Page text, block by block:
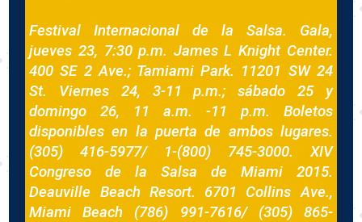
Festival Internacional de la Salsa. Gala,
jueves 23, 7:30 p.m. James L Knight Center.
400 SE 2 Ave.; Tamiami Park. 11201 SW 24
St. Viernes 24, 3-11 p.m.; sábado 25 y
domingo 26, 11 a.m. -11 p.m. Boletos
disponibles en la puerta de ambos lugares.
(305) 416-5977/ 1-(800) 745-3000. XIV
Congreso de la Salsa de Miami 2015.
Deauville Beach Resort. 6701 Collins Ave.,
Miami Beach (786) 991-7616/ (305) 865-